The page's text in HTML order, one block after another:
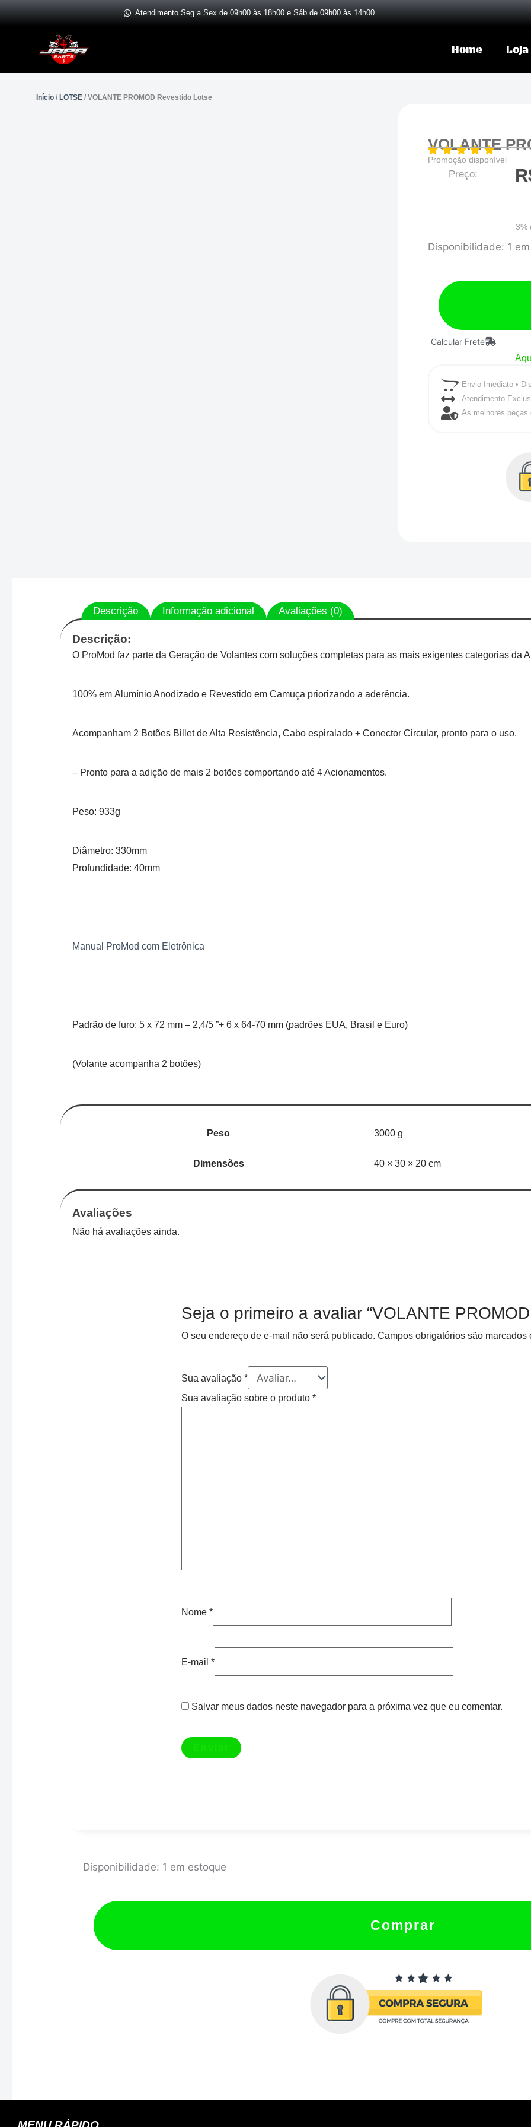
Ir
Atendimento Seg a Sex de 09h00 às 18h00 e Sáb de 09h00 às 14h00
Home Loja
Início/ LOTSE/ VOLANTE PROMOD Revestido Lotse
VOLANTE
Promoção disponível
Preço:
3%
Disponibilidade: 1
VOLANTE
Revestido
Lotse
quantidade
Calcular Frete
Envio Imediato •
Atendimento
As melhores peças
Descrição Informação adicional Avaliações (0)
Descrição:
O ProMod faz parte da Geração de Volantes com soluções completas para as mais exigentes categorias da
100% em Alumínio Anodizado e Revestido em Camuça priorizando a aderência.
Acompanham 2 Botões Billet de Alta Resistência, Cabo espiralado + Conector Circular, pronto para o uso.
– Pronto para a adição de mais 2 botões comportando até 4 Acionamentos.
Peso: 933g
Diâmetro: 330mm
Profundidade: 40mm
Manual ProMod com Eletrônica​
Padrão de furo: 5 x 72 mm – 2,4/5 ”+ 6 x 64-70 mm (padrões EUA, Brasil e Euro)
(Volante acompanha 2 botões)
Peso 3000 g
Dimensões 40 × 30 × 20 cm
Avaliações
Não há avaliações ainda.
Seja o primeiro a avaliar “VOLANTE
O seu endereço de e-mail não será publicado. Campos obrigatórios são marcados
Sua avaliação*
Sua avaliação sobre o produto*
Nome*
E-mail*
Salvar meus dados neste navegador para a próxima vez que eu comentar.
Disponibilidade: 1 em estoque
PROMOD
Lotse
quantidade
Comprar